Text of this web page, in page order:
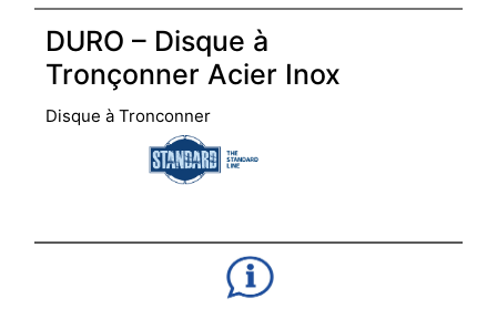
DURO – Disque à
Tronçonner Acier Inox
Disque à Tronconner